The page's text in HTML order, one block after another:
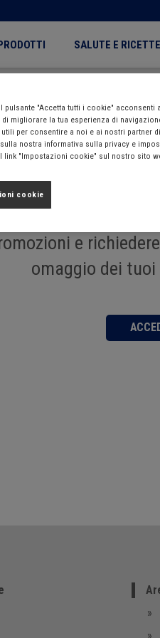
SALUTE E RICETTE
Grazie per esserti
e
omaggio dei
pulsante "Accetta tutti i cookie"
migliorare la tua esperienza di
per consentire a noi e ai nostri partner
nostra informativa sulla privacy e
link "Impostazioni cookie" sul nostro sito
cookie